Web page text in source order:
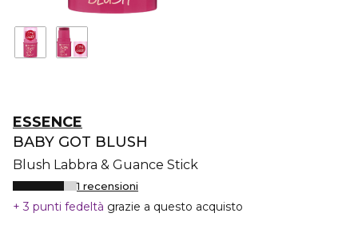
ESSENCE
BABY GOT BLUSH
Blush Labbra & Guance Stick
1 recensioni
3 punti fedeltà grazie a questo acquisto